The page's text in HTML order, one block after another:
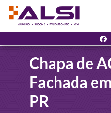
Chapa de
Fachada
PR